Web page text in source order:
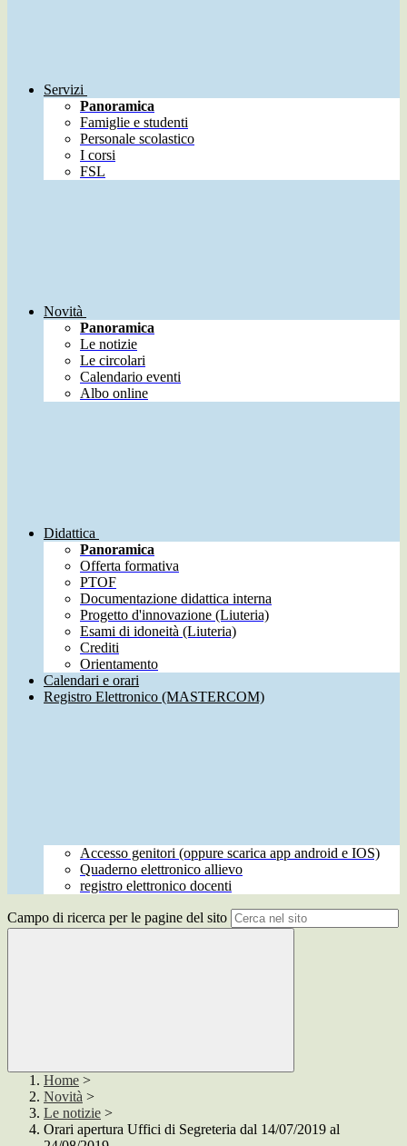
Servizi
Panoramica
Famiglie e studenti
Personale scolastico
I corsi
FSL
Novità
Panoramica
Le notizie
Le circolari
Calendario eventi
Albo online
Didattica
Panoramica
Offerta formativa
PTOF
Documentazione didattica interna
Progetto d'innovazione (Liuteria)
Esami di idoneità (Liuteria)
Crediti
Orientamento
Calendari e orari
Registro Elettronico (MASTERCOM)
Accesso genitori (oppure scarica app android e IOS)
Quaderno elettronico allievo
registro elettronico docenti
Campo di ricerca per le pagine del sito
Home >
Novità >
Le notizie >
Orari apertura Uffici di Segreteria dal 14/07/2019 al